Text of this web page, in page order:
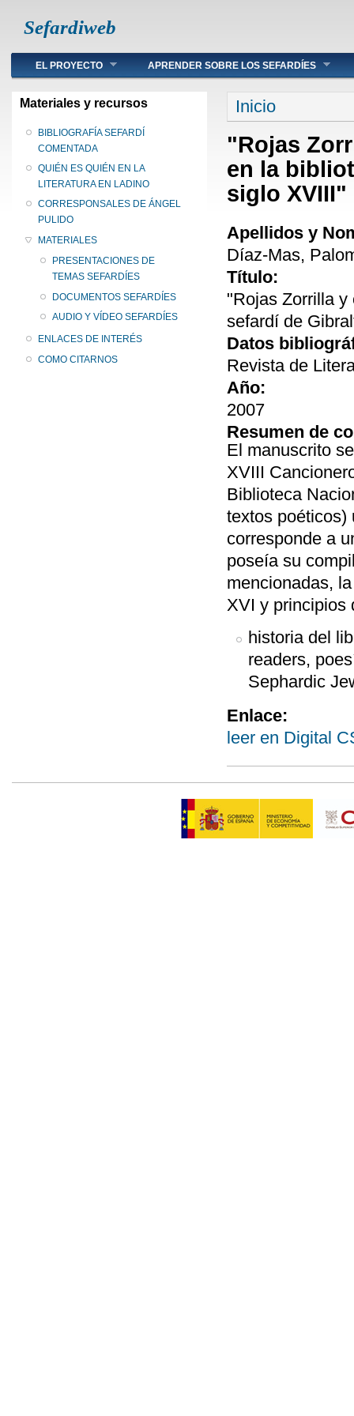
Sefardiweb
Main menu
EL PROYECTO APRENDER SOBRE LOS SEFARDÍES
Materiales y recursos
BIBLIOGRAFÍA SEFARDÍ
COMENTADA
QUIÉN ES QUIÉN EN LA
LITERATURA EN LADINO
CORRESPONSALES DE ÁNGEL
PULIDO
MATERIALES
PRESENTACIONES DE
TEMAS SEFARDÍES
DOCUMENTOS SEFARDÍES
AUDIO Y VÍDEO SEFARDÍES
ENLACES DE INTERÉS
COMO CITARNOS
Se encuentra
Inicio
"Rojas
en la
siglo XVIII"
Apellidos y
Díaz-Mas,
Título:
"Rojas Zorrilla y
sefardí de
Datos
Revista de
Año:
2007
Resumen de
El manuscrito
XVIII
Biblioteca
textos poéticos)
corresponde a
poseía su
mencionadas,
XVI y principios
historia del
readers,
Sephardic
Enlace:
leer en Digital